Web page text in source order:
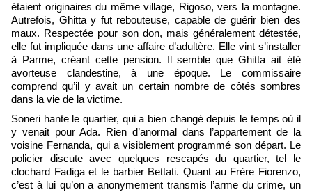
étaient originaires du même village, Rigoso, vers la montagne.
Autrefois, Ghitta y fut rebouteuse, capable de guérir bien des
maux. Respectée pour son don, mais généralement détestée,
elle fut impliquée dans une affaire d’adultère. Elle vint s’installer
à Parme, créant cette pension. Il semble que Ghitta ait été
avorteuse clandestine, à une époque. Le commissaire
comprend qu’il y avait un certain nombre de côtés sombres
dans la vie de la victime.
Soneri hante le quartier, qui a bien changé depuis le temps où il
y venait pour Ada. Rien d’anormal dans l’appartement de la
voisine Fernanda, qui a visiblement programmé son départ. Le
policier discute avec quelques rescapés du quartier, tel le
clochard Fadiga et le barbier Bettati. Quant au Frère Fiorenzo,
c’est à lui qu’on a anonymement transmis l’arme du crime, un